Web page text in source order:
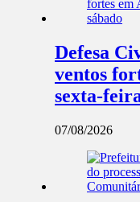
Defesa
ventos
sexta-
07/08/2026